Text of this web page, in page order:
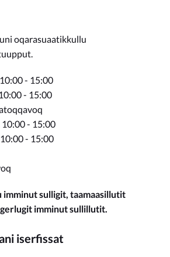
oqarasuaatikkullu
- 15:00
- 15:00
10:00 - 15:00
- 15:00
sulligit, taamaasillutit
imminut sullillutit.
iserfissat